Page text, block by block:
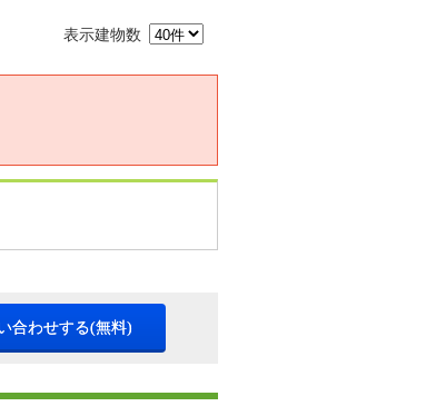
表示建物数
合わせする(無料)